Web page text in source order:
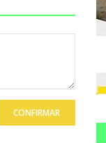
CONFIRMAR